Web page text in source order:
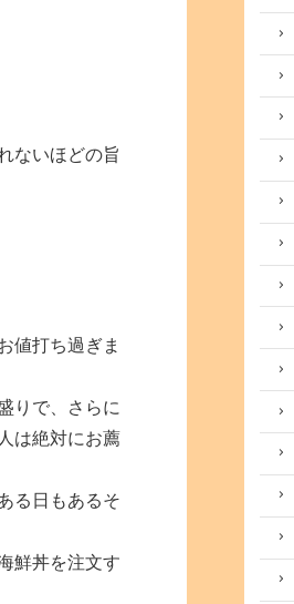
ないほどの旨
値打ち過ぎま
りで、さらに
は絶対にお薦
る日もあるそ
鮮丼を注文す